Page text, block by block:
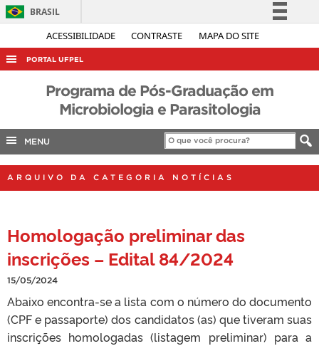
ACESSIBILIDADE CONTRASTE MAPA DO SITE
BRASIL
Simplifique!
Acesso à informação
Legislação
Canais
PORTAL UFPEL
AUDITORIA
CONCURSOS
EDITAIS
OUVIDORIA
PORTARIAS
TELEFONES
Programa de Pós-Graduação em
Microbiologia e Parasitologia
MENU
ARQUIVO DA CATEGORIA NOTÍCIAS
Homologação preliminar das
inscrições – Edital 84/2024
15/05/2024
Abaixo encontra-se a lista com o número do documento
(CPF e passaporte) dos candidatos (as) que tiveram suas
inscrições homologadas (listagem preliminar) para a